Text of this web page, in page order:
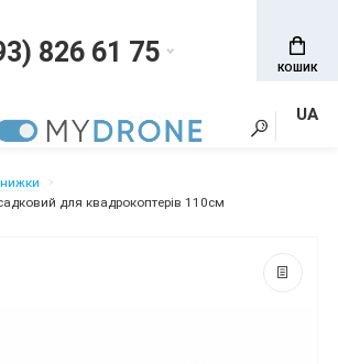
826 61 75 КОШИК
UA
для квадрокоптерів 110см